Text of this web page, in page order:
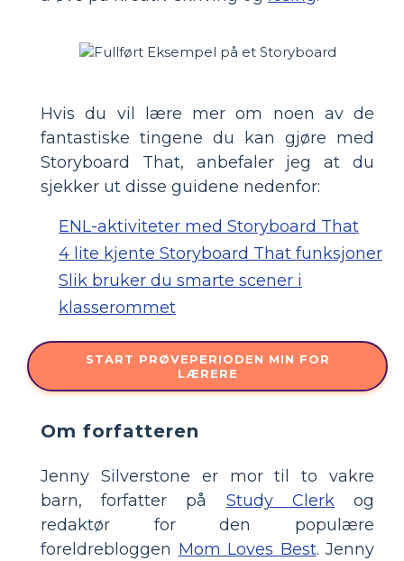
Hvis du vil lære mer om noen av de
fantastiske tingene du kan gjøre med
Storyboard That, anbefaler jeg at du
sjekker ut disse guidene nedenfor:
ENL-aktiviteter med Storyboard That
4 lite kjente Storyboard That funksjoner
Slik bruker du smarte scener i
klasserommet
START PRØVEPERIODEN MIN FOR
LÆRERE
Om forfatteren
Jenny Silverstone er mor til to vakre
barn, forfatter på Study Clerkog
redaktør for den populære
foreldrebloggen Mom Loves Best. Jenny